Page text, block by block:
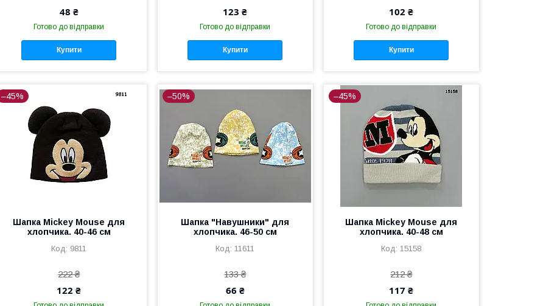
48 ₴
Готово до відправки
Купити
123 ₴
Готово до відправки
Купити
102 ₴
Готово до відправки
Купити
–45%
Шапка Mickey Mouse для
хлопчика. 40-46 см
9811
222 ₴
122 ₴
–50%
Шапка "Навушники" для
хлопчика. 46-50 см
11611
133 ₴
66 ₴
–45%
Шапка Mickey Mouse для
хлопчика. 40-48 см
15158
212 ₴
117 ₴